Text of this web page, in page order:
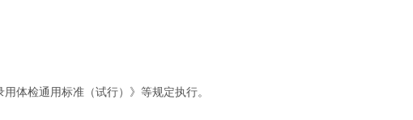
体检通用标准（试行）》等规定执行。